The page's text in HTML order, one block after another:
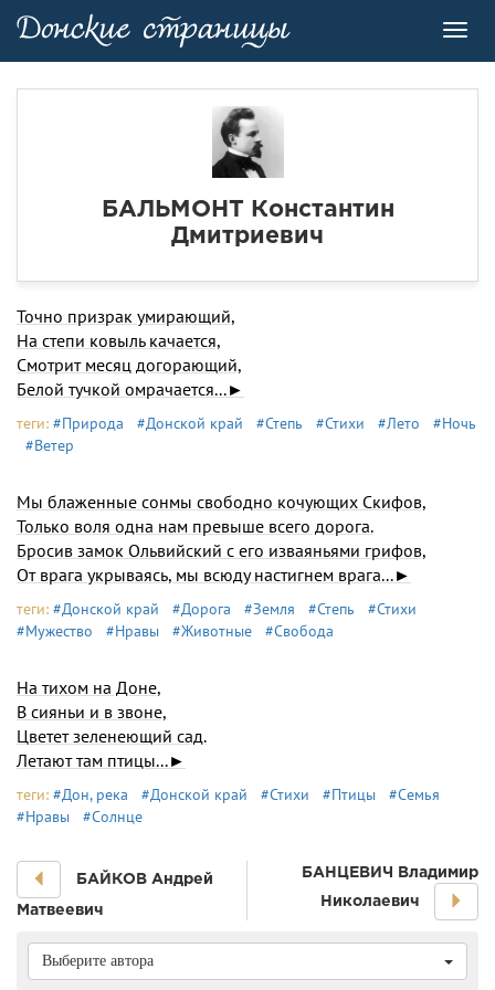
БАЛЬМОНТ Константин
Дмитриевич
Точно призрак умирающий,
На степи ковыль качается,
Смотрит месяц догорающий,
Белой тучкой омрачается...►
теги: #Природа #Донской край #Степь #Стихи #Лето
#Ночь
#Ветер
Мы блаженные сонмы свободно кочующих Скифов,
Только воля одна нам превыше всего дорога.
Бросив замок Ольвийский с его изваяньями грифов,
От врага укрываясь, мы всюду настигнем врага...►
теги: #Донской край #Дорога #Земля #Степь
#Стихи
#Мужество
#Нравы #Животные #Свобода
На тихом на Доне,
В сияньи и в звоне,
Цветет зеленеющий сад.
Летают там птицы...►
теги: #Дон, река #Донской край #Стихи #Птицы
#Семья
#Нравы
#Солнце
БАЙКОВ Андрей
Матвеевич
БАНЦЕВИЧ Владимир
Николаевич
Выберите автора